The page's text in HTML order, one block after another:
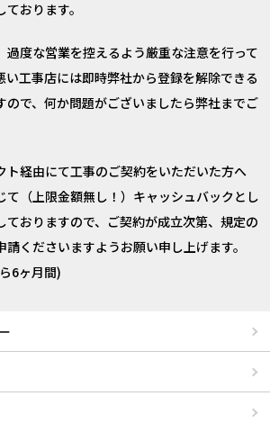
おります。
過度な営業を控えるよう厳重な注意を行って
い工事店には即時弊社から登録を解除できる
ので、何か問題がございましたら弊社までご
ト経由にて工事のご契約をいただいた方へ
て（上限金額無し！）キャッシュバックとし
ておりますので、ご契約が成立次第、規定の
請くださいますようお願い申し上げます。
6ヶ月間)